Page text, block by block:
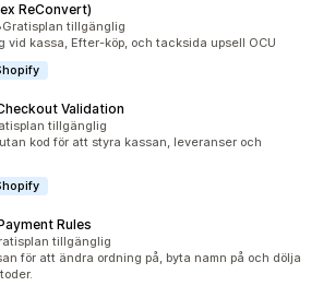
ReConvert)
totalt
Gratisplan tillgänglig
vid kassa, Efter-köp, och tacksida upsell OCU
Validation
totalt tillgänglig
kod för att styra kassan, leveranser och
Rules
totalt
tillgänglig
för att ändra ordning på, byta namn på och dölja